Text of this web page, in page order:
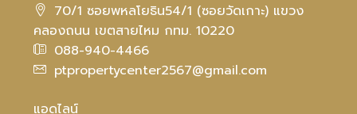
70/1 ซอยพหลโยธิน54/1 (ซอยวัดเกาะ) แขวง
คลองถนน เขตสายไหม กทม. 10220
088-940-4466
ptpropertycenter2567@gmail.com
แอดไลน์